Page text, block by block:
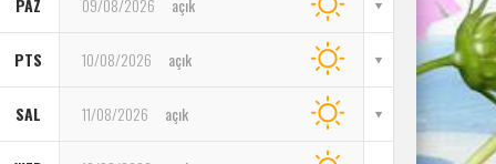
PAZ 09/08/2026 açık
PTS 10/08/2026 açık
SAL 11/08/2026 açık